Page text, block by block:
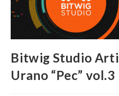
Bitwig Studio
Urano “Pec” vol.3